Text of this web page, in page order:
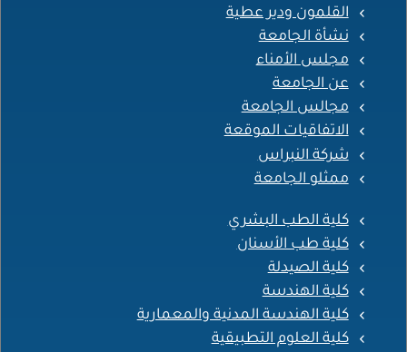
القلمون ودير عطية
نشأة الجامعة
مجلس الأمناء
عن الجامعة
مجالس الجامعة
الاتفاقيات الموقعة
شركة النبراس
ممثلو الجامعة
كلية الطب البشري
كلية طب الأسنان
كلية الصيدلة
كلية الهندسة
كلية الهندسة المدنية والمعمارية
كلية العلوم التطبيقية